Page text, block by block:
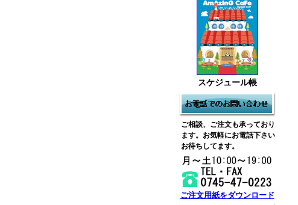
スケジュール帳
ご相談、ご注文も承っており
ます。お気軽にお電話下さい
お待ちしてます。
ご注文用紙をダウンロード